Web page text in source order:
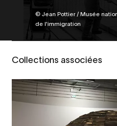
Credit
© Jean Pottier / Musée
de l'immigration
Collections associées